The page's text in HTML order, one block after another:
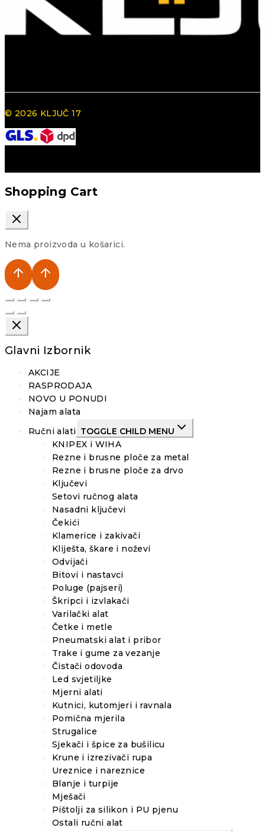
© 2026 KLJUČ 17
Shopping Cart
Nema proizvoda u košarici.
Glavni Izbornik
AKCIJE
RASPRODAJA
NOVO U PONUDI
Najam alata
Ručni alati TOGGLE CHILD MENU
KNIPEX i WIHA
Rezne i brusne ploče za metal
Rezne i brusne ploče za drvo
Ključevi
Setovi ručnog alata
Nasadni ključevi
Čekići
Klamerice i zakivači
Kliješta, škare i noževi
Odvijači
Bitovi i nastavci
Poluge (pajseri)
Škripci i izvlakači
Varilački alat
Četke i metle
Pneumatski alat i pribor
Trake i gume za vezanje
Čistači odovoda
Led svjetiljke
Mjerni alati
Kutnici, kutomjeri i ravnala
Pomična mjerila
Strugalice
Sjekači i špice za bušilicu
Krune i izrezivači rupa
Ureznice i nareznice
Blanje i turpije
Mješači
Pištolji za silikon i PU pjenu
Ostali ručni alat